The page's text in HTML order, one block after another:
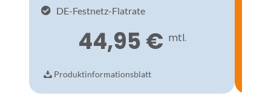
DE-Festnetz-Flatrate
44,95 € mtl.
Produktinformationsblatt